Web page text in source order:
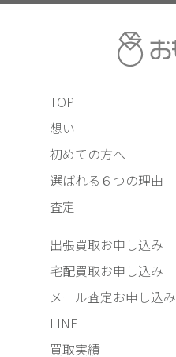
TOP
想い
初めての方へ
選ばれる６つの理由
査定
出張買取お申し込み
宅配買取お申し込み
メール査定お申し込み
LINE
買取実績